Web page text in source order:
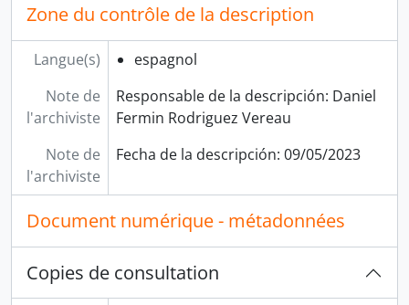
Zone du contrôle de la description
Langue(s)
espagnol
Note de
l'archiviste
Responsable de la descripción: Daniel
Fermin Rodriguez Vereau
Note de
l'archiviste
Fecha de la descripción: 09/05/2023
Document numérique - métadonnées
Copies de consultation